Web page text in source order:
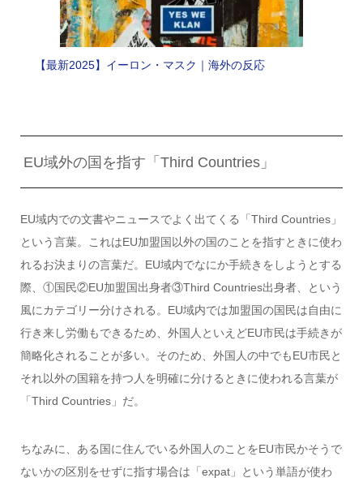
【最新2025】イーロン・マスク｜海外の反応
EU域外の国を指す「Third Countries」
EU域内での文書やニュースでよく出てくる「Third Countries」
という言葉。これはEU加盟国以外の国のことを指すときに使わ
れるお決まりの言葉だ。EU域内でなにか手続きをしようとする
際、①国民②EU加盟国出身者③Third Countries出身者、という
風にカテゴリー分けされる。EU域内では加盟国の国民は自由に
行き来し労働もできるため、外国人といえどEU市民は手続きが
簡略化されることが多い。そのため、外国人の中でもEU市民と
それ以外の国籍を持つ人を明確に分けるときに使われる言葉が
「Third Countries」だ。
ちなみに、ある国に住んでいる外国人のことをEU市民かそうで
ないかの区別をせずに指す場合は「expat」という単語が使わ